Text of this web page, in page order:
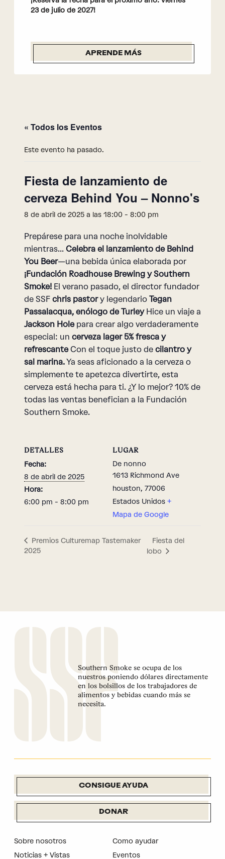
23 de julio de 2027!
APRENDE MÁS
« Todos los Eventos
Este evento ha pasado.
Fiesta de lanzamiento de
cerveza Behind You – Nonno's
8 de abril de 2025 a las 18:00 - 8:00 pm
Prepárese para una noche inolvidable
mientras... Celebra el lanzamiento de Behind
You Beer—una bebida única elaborada por
¡Fundación Roadhouse Brewing y Southern
Smoke! El verano pasado, el director fundador
de SSF chris pastory legendario Tegan
Passalacqua, enólogo de TurleyHice un viaje a
Jackson Holepara crear algo verdaderamente
especial: un cerveza lager 5% fresca y
refrescanteCon el toque justo de cilantro y
sal marina.Ya seas aficionado a la cerveza o
simplemente te apetezca divertirte, esta
cerveza está hecha para ti. ¿Y lo mejor? 10% de
todas las ventas benefician a la Fundación
Southern Smoke.
DETALLES
Fecha:
8 de abril de 2025
Hora:
6:00 pm - 8:00 pm
LUGAR
De nonno
1613 Richmond Ave
houston, 77006
Estados Unidos +
Mapa de Google
Premios Culturemap Tastemaker
2025
Fiesta del
lobo
Southern Smoke se ocupa de los
nuestros poniendo dólares directamente
en los bolsillos de los trabajadores de
alimentos y bebidas cuando más se
necesita.
CONSIGUE AYUDA
DONAR
Sobre nosotros
Noticias + Vistas
Como ayudar
Eventos